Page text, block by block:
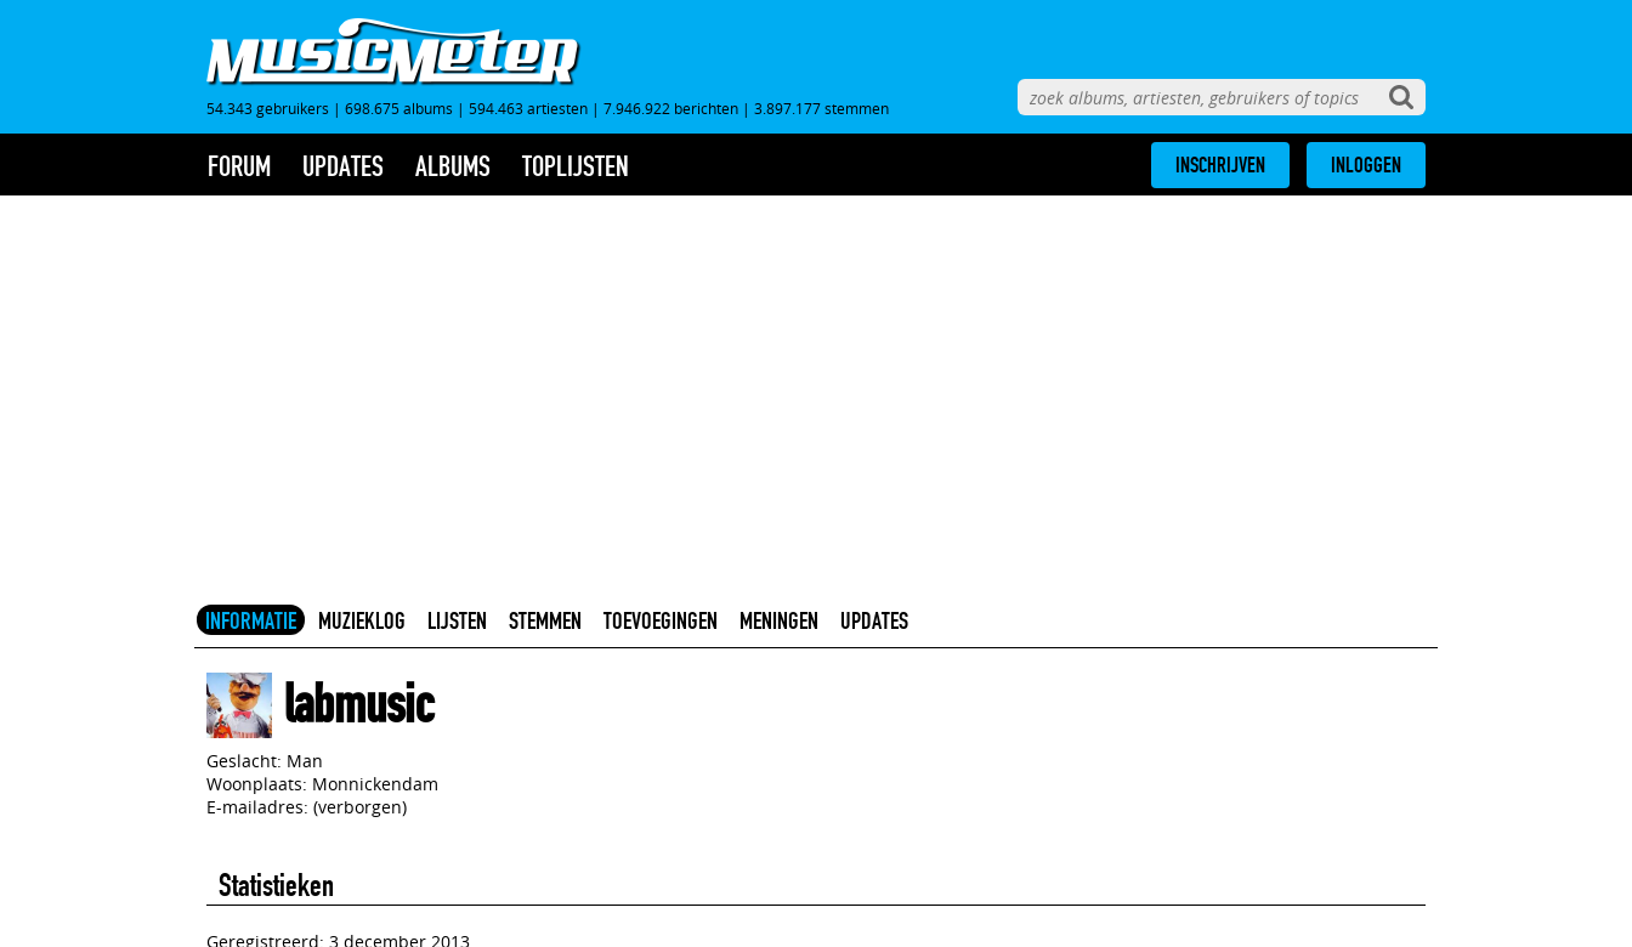
54.343 gebruikers | 698.675 albums | 594.463 artiesten | 7.946.922 berichten | 3.897.177 stemmen
FORUM UPDATES ALBUMS TOPLIJSTEN INSCHRIJVEN INLOGGEN
INFORMATIE MUZIEKLOG LIJSTEN STEMMEN TOEVOEGINGEN MENINGEN UPDATES
labmusic
Geslacht: Man
Woonplaats: Monnickendam
E-mailadres: (verborgen)
Statistieken
Geregistreerd: 3 december 2013